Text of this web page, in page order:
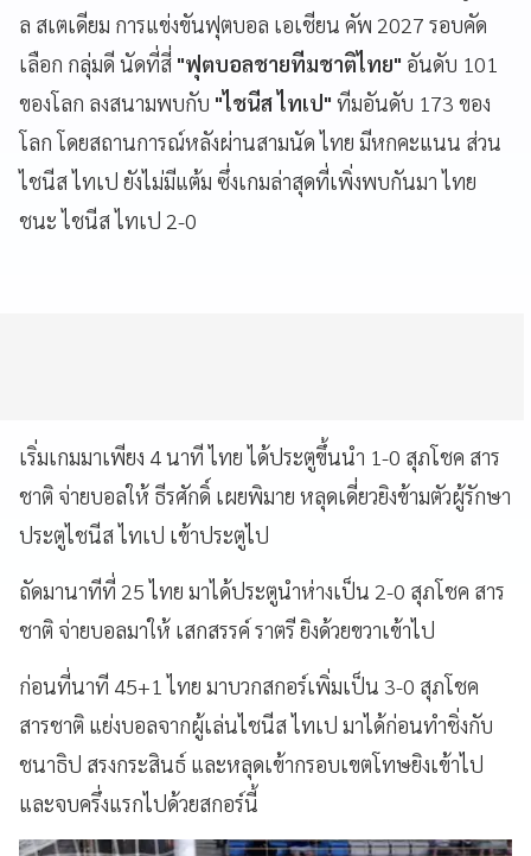
ล สเตเดียม การแข่งขันฟุตบอล เอเชียน คัพ 2027 รอบคัด
เลือก กลุ่มดี นัดที่สี่ "ฟุตบอลชายทีมชาติไทย" อันดับ 101
ของโลก ลงสนามพบกับ "ไชนีส ไทเป" ทีมอันดับ 173 ของ
โลก โดยสถานการณ์หลังผ่านสามนัด ไทย มีหกคะแนน ส่วน
ไชนีส ไทเป ยังไม่มีแต้ม ซึ่งเกมล่าสุดที่เพิ่งพบกันมา ไทย
ชนะ ไชนีส ไทเป 2-0
เริ่มเกมมาเพียง 4 นาที ไทย ได้ประตูขึ้นนำ 1-0 สุภโชค สาร
ชาติ จ่ายบอลให้ ธีรศักดิ์ เผยพิมาย หลุดเดี่ยวยิงข้ามตัวผู้รักษา
ประตูไชนีส ไทเป เข้าประตูไป
ถัดมานาทีที่ 25 ไทย มาได้ประตูนำห่างเป็น 2-0 สุภโชค สาร
ชาติ จ่ายบอลมาให้ เสกสรรค์ ราตรี ยิงด้วยขวาเข้าไป
ก่อนที่นาที 45+1 ไทย มาบวกสกอร์เพิ่มเป็น 3-0 สุภโชค
สารชาติ แย่งบอลจากผู้เล่นไชนีส ไทเป มาได้ก่อนทำชิ่งกับ
ชนาธิป สรงกระสินธ์ และหลุดเข้ากรอบเขตโทษยิงเข้าไป
และจบครึ่งแรกไปด้วยสกอร์นี้